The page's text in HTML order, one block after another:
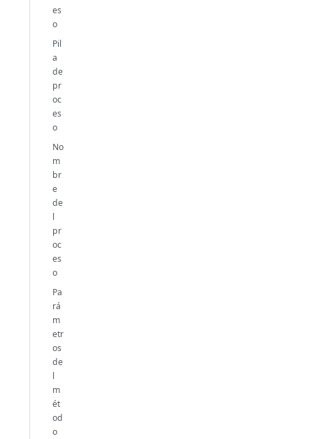
es
o
Pil
a
de
pr
oc
es
o
No
m
br
e
de
l
pr
oc
es
o
Pa
rá
m
etr
os
de
l
m
ét
od
o